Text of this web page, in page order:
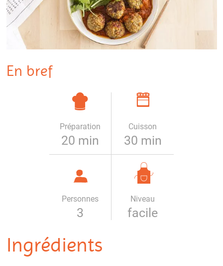
En bref
Préparation
20 min
Cuisson
30 min
Personnes
3
Niveau
facile
Ingrédients